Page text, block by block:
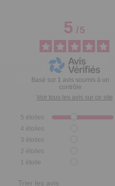
5/5
Basé sur 1 avis soumis à un
contrôle
Voir tous les avis sur ce site
5 étoiles
4 étoiles
3 étoiles
2 étoiles
1 étoile
Trier les avis